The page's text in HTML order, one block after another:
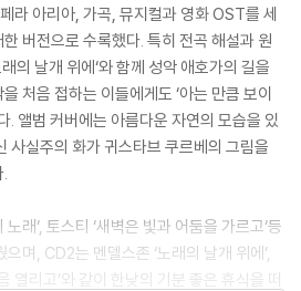
라 아리아, 가곡, 뮤지컬과 영화 OST를 세
버전으로 수록했다. 특히 전곡 해설과 원
의 날개 위에‘와 함께 성악 애호가의 길을
처음 접하는 이들에게도 ‘아는 만큼 보이
. 앨범 커버에는 아름다운 자연의 모습을 있
사실주의 화가 귀스타브 쿠르베의 그림을
래‘, 토스티 ‘새벽은 빛과 어둠을 가르고‘등
며, CD2는 멘델스존 ‘노래의 날개 위에’,
열리고’와 같이 한낮의 기분 좋은 휴식을 떠